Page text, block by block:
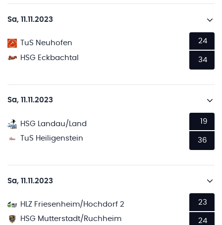
Sa, 11.11.2023
TuS Neuhofen
HSG Eckbachtal
24
34
Sa, 11.11.2023
HSG Landau/Land
TuS Heiligenstein
19
36
Sa, 11.11.2023
HLZ Friesenheim/Hochdorf 2
HSG Mutterstadt/Ruchheim
23
24